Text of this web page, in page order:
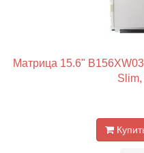
Матрица 15.6"